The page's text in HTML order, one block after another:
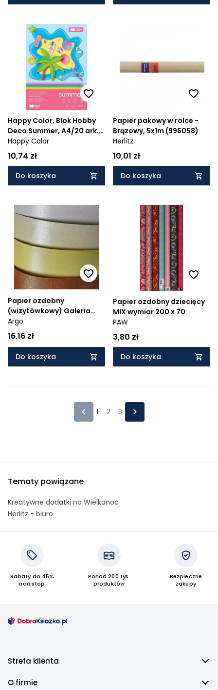
Happy Color, Blok Hobby
Deco Summer, A4/20 ark.,
5 kolorów
Happy Color
10,74 zł
Do koszyka
Papier pakowy w rolce -
Brązowy, 5x1m (996058)
Herlitz
10,01 zł
Do koszyka
Papier ozdobny
(wizytówkowy) Galeria
Papieru millenium
fioletowy A4 220g
Argo
16,16 zł
Do koszyka
Papier ozdobny dziecięcy
MIX wymiar 200 x 70
PAW
3,80 zł
Do koszyka
1 2 3
Tematy powiązane
Kreatywne dodatki na Wielkanoc
Herlitz - biuro
Rabaty do 45%
non stop
Ponad 200 tys.
produktów
Bezpieczne
zakupy
Strefa klienta
O firmie